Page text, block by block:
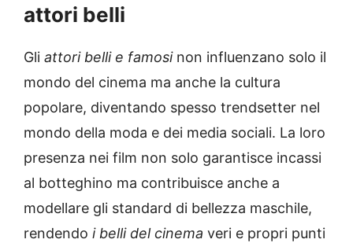
attori belli
Gli attori belli e famosinon influenzano solo il
mondo del cinema ma anche la cultura
popolare, diventando spesso trendsetter nel
mondo della moda e dei media sociali. La loro
presenza nei film non solo garantisce incassi
al botteghino ma contribuisce anche a
modellare gli standard di bellezza maschile,
rendendo i belli del cinema veri e propri punti